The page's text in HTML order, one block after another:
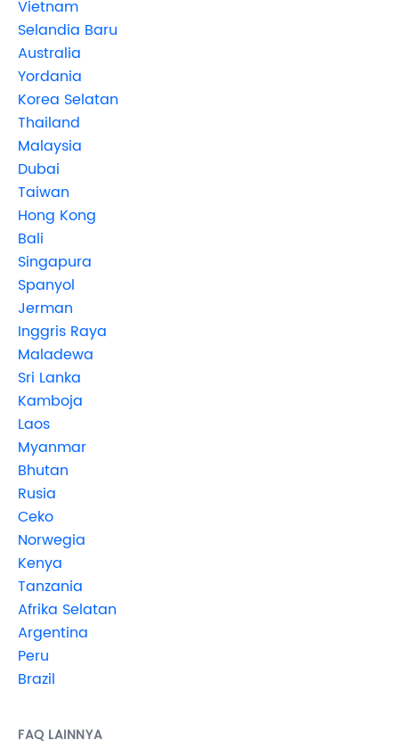
Vietnam
Selandia Baru
Australia
Yordania
Korea Selatan
Thailand
Malaysia
Dubai
Taiwan
Hong Kong
Bali
Singapura
Spanyol
Jerman
Inggris Raya
Maladewa
Sri Lanka
Kamboja
Laos
Myanmar
Bhutan
Rusia
Ceko
Norwegia
Kenya
Tanzania
Afrika Selatan
Argentina
Peru
Brazil
FAQ LAINNYA